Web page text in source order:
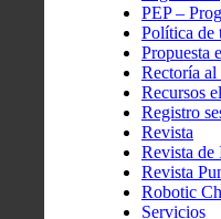
PEP –
Política de
Propuesta
Rectoría al
Recursos
Registro
Revista
Revista de
Revista
Robotic
Servicios